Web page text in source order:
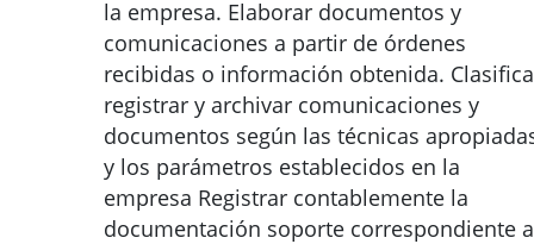
la empresa. Elaborar documentos y
comunicaciones a partir de órdenes
recibidas o información obtenida.
registrar y archivar comunicaciones y
documentos según las técnicas
y los parámetros establecidos en la
empresa Registrar contablemente la
documentación soporte correspondiente a